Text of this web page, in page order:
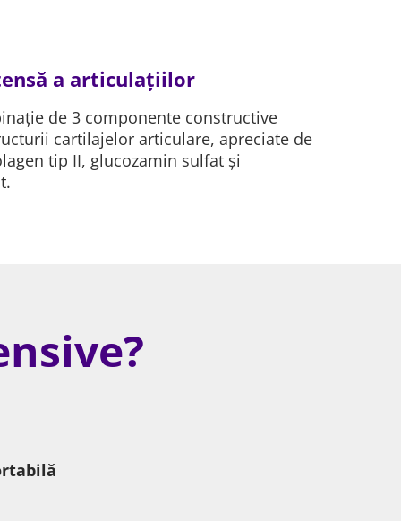
a articulațiilor
de 3 componente constructive
cartilajelor articulare, apreciate de
tip II, glucozamin sulfat și